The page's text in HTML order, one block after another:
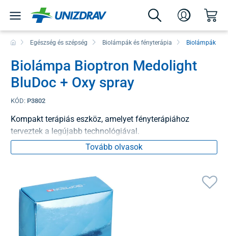
Egészség és szépség Biolámpák és fényterápia Biolámpák
Biolámpa Bioptron Medolight
BluDoc + Oxy spray
KÓD: P3802
Kompakt terápiás eszköz, amelyet fényterápiához
terveztek a legújabb technológiával.
Tovább olvasok